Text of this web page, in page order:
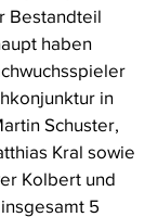
Bestandteil
haben
in
Schuster,
Kral sowie
Kolbert und
5